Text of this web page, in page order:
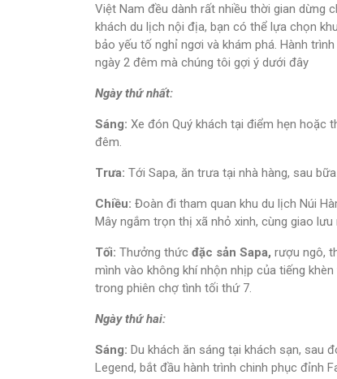
Việt Nam đều dành rất nhiều thời gian dừng
khách du lịch nội địa, bạn có thể lựa chọn
bảo yếu tố nghỉ ngơi và khám phá. Hành
ngày 2 đêm mà chúng tôi gợi ý dưới đây
Ngày thứ nhất:
Sáng: Xe đón Quý khách tại điểm hẹn hoặc
đêm.
Trưa: Tới Sapa, ăn trưa tại nhà hàng, sau
Chiều: Đoàn đi tham quan khu du lịch Núi
Mây ngắm trọn thị xã nhỏ xinh, cùng giao
Tối: Thưởng thức đặc sản Sapa, rượu ngô,
mình vào không khí nhộn nhịp của tiếng
trong phiên chợ tình tối thứ 7.
Ngày thứ hai:
Sáng: Du khách ăn sáng tại khách sạn, sau
Legend, bắt đầu hành trình chinh phục đỉnh